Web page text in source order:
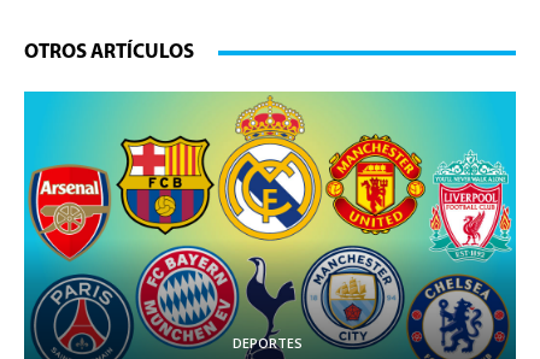
OTROS ARTÍCULOS
DEPORTES